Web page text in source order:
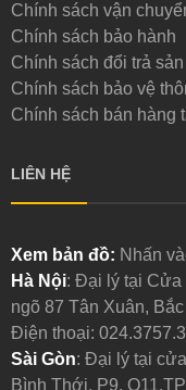
Chính sách vận
Chính sách bảo hành
Chính sách đổi trả
Chính sách bảo vệ
Chính sách bán hàng
LIÊN HỆ
Xem bản đồ: Nhấn
Hà Nội: Đại lý tại Cửa
ngõ 87 Tân Xuân,
Điện thoại:
Sài Gòn: Đại lý tại
Bình Thới, P9,